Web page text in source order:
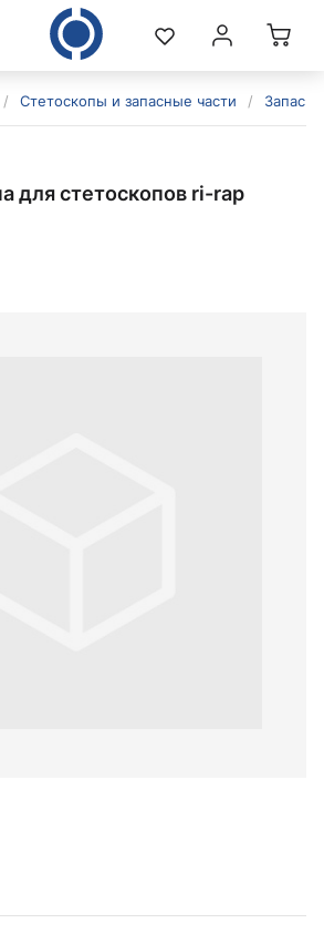
/ Стетоскопы и запасные части /
для стетоскопов ri-rap